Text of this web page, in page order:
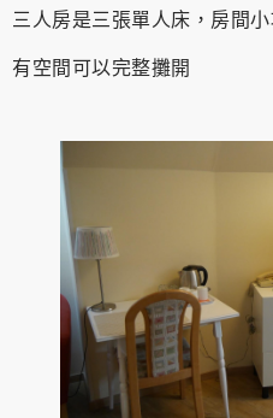
三人房是三張單人床，房間
有空間可以完整攤開